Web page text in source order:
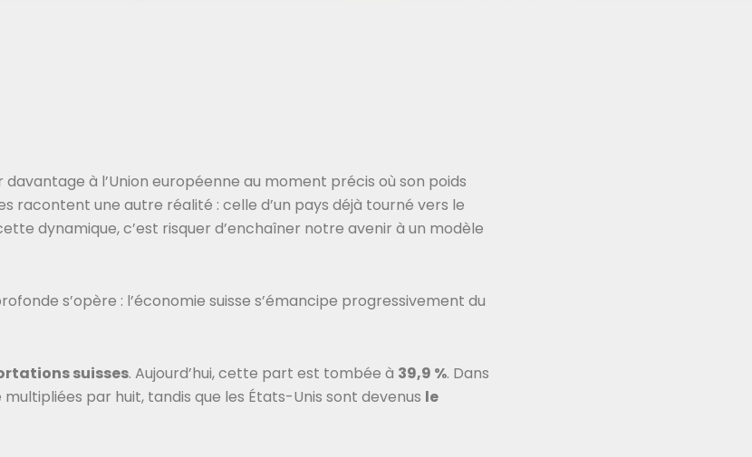
à l’Union européenne au moment précis où son poids
racontent une autre réalité : celle d’un pays déjà tourné vers le
dynamique, c’est risquer d’enchaîner notre avenir à un modèle
s’opère : l’économie suisse s’émancipe progressivement du
suisses. Aujourd’hui, cette part est tombée à 39,9 %. Dans
par huit, tandis que les États-Unis sont devenus le